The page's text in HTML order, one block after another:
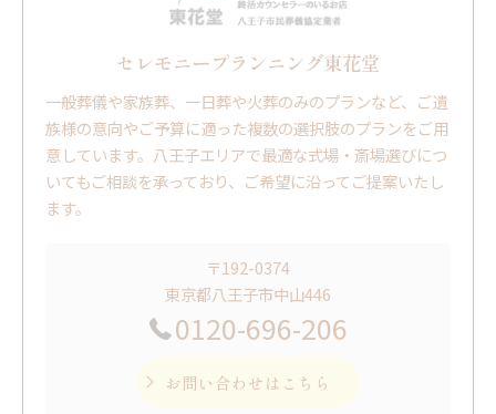
セレモニープランニング東花堂
一般葬儀や家族葬、一日葬や火葬のみのプランなど、ご遺
族様の意向やご予算に適った複数の選択肢のプランをご用
意しています。八王子エリアで最適な式場・斎場選びにつ
いてもご相談を承っており、ご希望に沿ってご提案いたし
ます。
〒192-0374
東京都八王子市中山446
0120-696-206
お問い合わせはこちら